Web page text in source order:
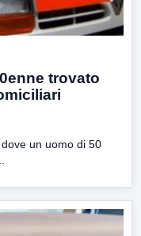
trovato
un uomo di 50